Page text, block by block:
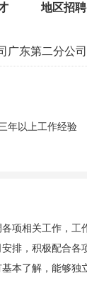
地区招聘
广东第二分公司
年以上工作经验
项相关工作，工
排，积极配合各
本了解，能够独